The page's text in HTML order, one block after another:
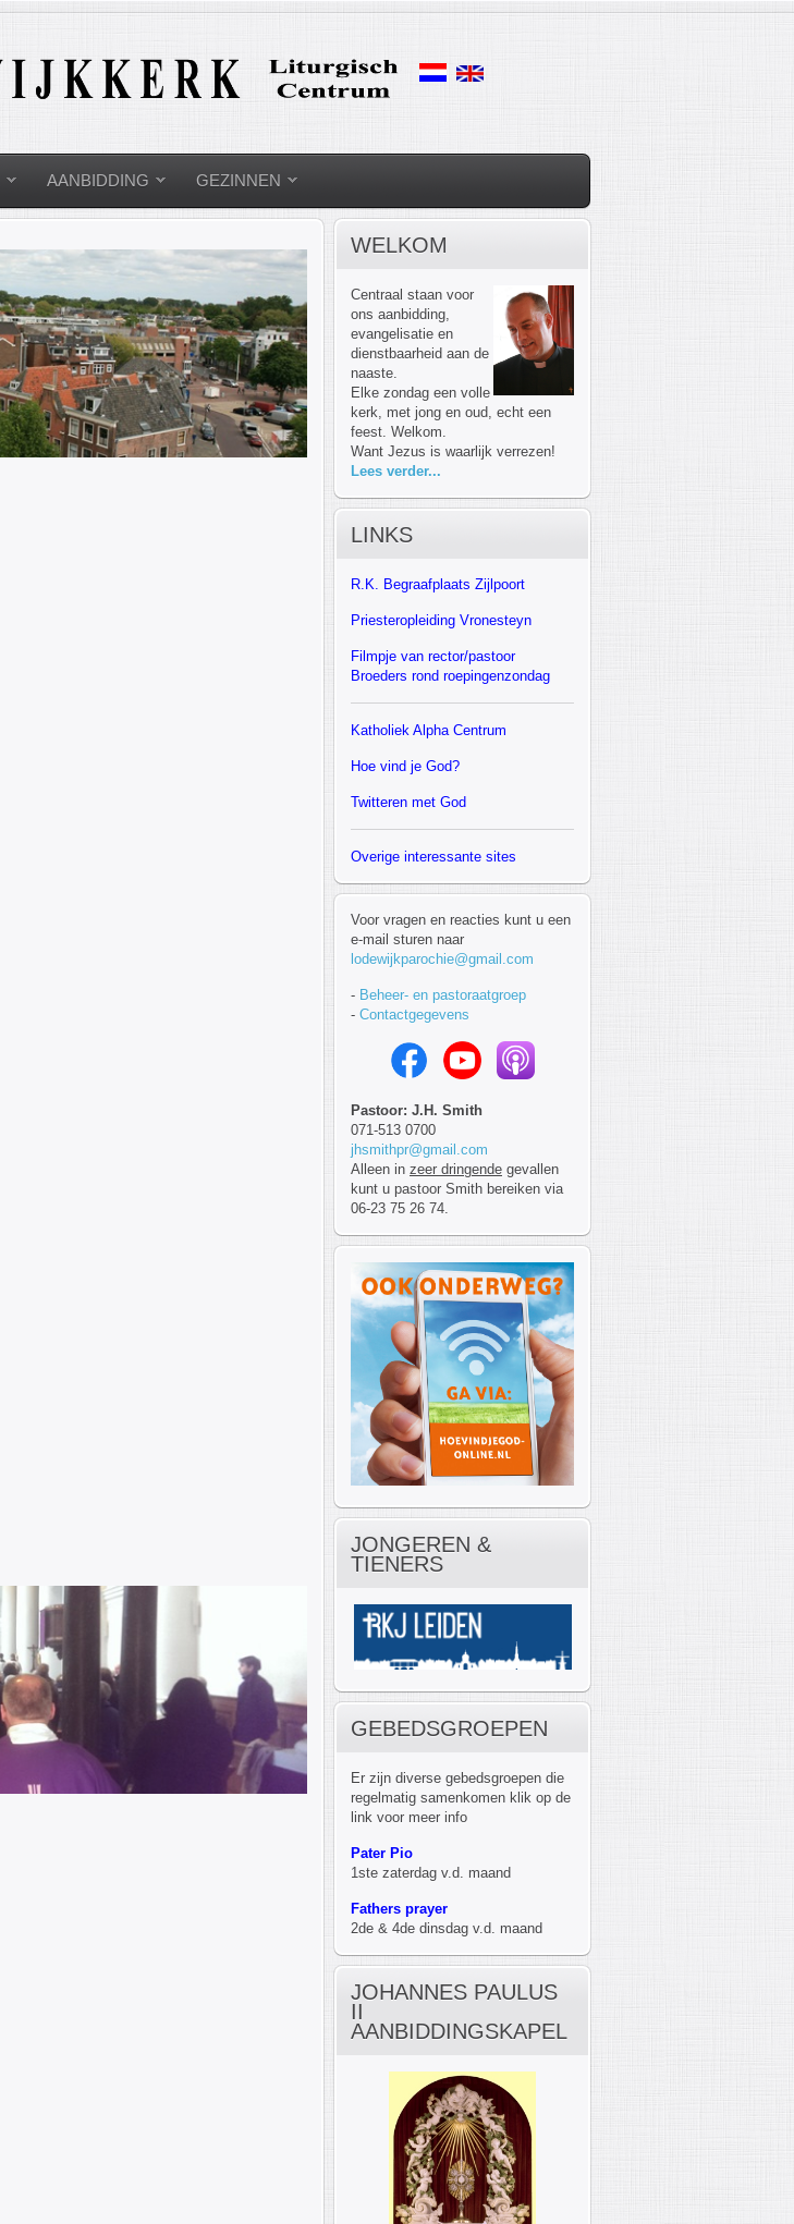
AANBIDDING GEZINNEN
WELKOM
Centraal staan voor
ons aanbidding,
evangelisatie en
dienstbaarheid aan de
naaste.
Elke zondag een volle
kerk, met jong en oud, echt een
feest. Welkom.
Want Jezus is waarlijk verrezen!
Lees verder...
LINKS
R.K. Begraafplaats Zijlpoort
Priesteropleiding Vronesteyn
Filmpje van rector/pastoor
Broeders rond roepingenzondag
Katholiek Alpha Centrum
Hoe vind je God?
Twitteren met God
Overige interessante sites
Voor vragen en reacties kunt u een
e-mail sturen naar
lodewijkparochie@gmail.com
- Beheer- en pastoraatgroep
- Contactgegevens
Pastoor: J.H. Smith
071-513 0700
jhsmithpr@gmail.com
Alleen in zeer dringende gevallen
kunt u pastoor Smith bereiken via
06-23 75 26 74.
JONGEREN &
TIENERS
GEBEDSGROEPEN
Er zijn diverse gebedsgroepen die
regelmatig samenkomen klik op de
link voor meer info
Pater Pio
1ste zaterdag v.d. maand
Fathers prayer
2de & 4de dinsdag v.d. maand
JOHANNES PAULUS
II
AANBIDDINGSKAPEL